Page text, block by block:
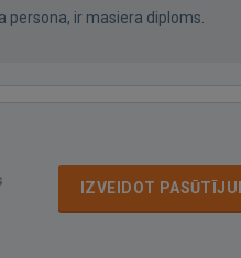
persona, ir masiera diploms.
IZVEIDOT